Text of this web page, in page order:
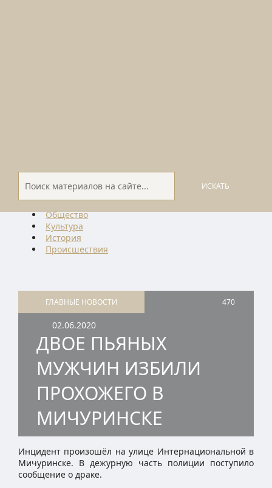
ИСКАТЬ
Общество
Культура
История
Проиcшествия
ГЛАВНЫЕ НОВОСТИ 470
02.06.2020
ДВОЕ ПЬЯНЫХ
МУЖЧИН ИЗБИЛИ
ПРОХОЖЕГО В
МИЧУРИНСКЕ
Инцидент произошёл на улице Интернациональной в
Мичуринске. В дежурную часть полиции поступило
сообщение о драке.